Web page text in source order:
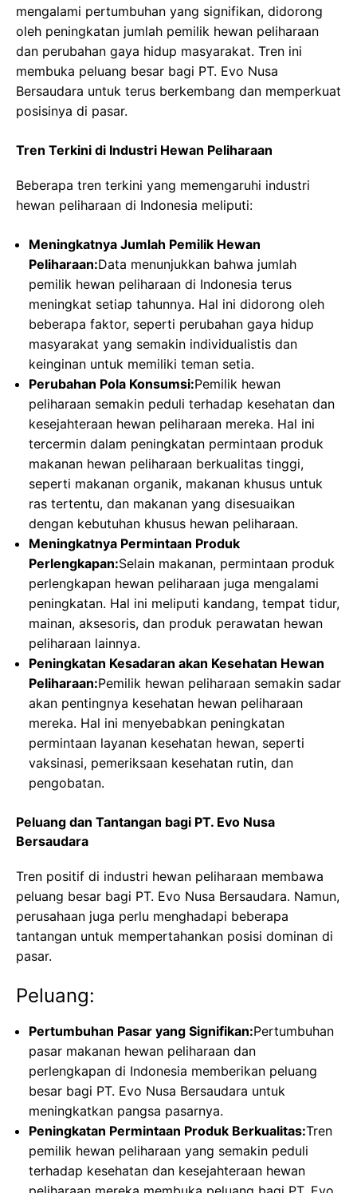
mengalami pertumbuhan yang signifikan, didorong
oleh peningkatan jumlah pemilik hewan peliharaan
dan perubahan gaya hidup masyarakat. Tren ini
membuka peluang besar bagi PT. Evo Nusa
Bersaudara untuk terus berkembang dan memperkuat
posisinya di pasar.
Tren Terkini di Industri Hewan Peliharaan
Beberapa tren terkini yang memengaruhi industri
hewan peliharaan di Indonesia meliputi:
Meningkatnya Jumlah Pemilik Hewan
Peliharaan:Data menunjukkan bahwa jumlah
pemilik hewan peliharaan di Indonesia terus
meningkat setiap tahunnya. Hal ini didorong oleh
beberapa faktor, seperti perubahan gaya hidup
masyarakat yang semakin individualistis dan
keinginan untuk memiliki teman setia.
Perubahan Pola Konsumsi:Pemilik hewan
peliharaan semakin peduli terhadap kesehatan dan
kesejahteraan hewan peliharaan mereka. Hal ini
tercermin dalam peningkatan permintaan produk
makanan hewan peliharaan berkualitas tinggi,
seperti makanan organik, makanan khusus untuk
ras tertentu, dan makanan yang disesuaikan
dengan kebutuhan khusus hewan peliharaan.
Meningkatnya Permintaan Produk
Perlengkapan:Selain makanan, permintaan produk
perlengkapan hewan peliharaan juga mengalami
peningkatan. Hal ini meliputi kandang, tempat tidur,
mainan, aksesoris, dan produk perawatan hewan
peliharaan lainnya.
Peningkatan Kesadaran akan Kesehatan Hewan
Peliharaan:Pemilik hewan peliharaan semakin sadar
akan pentingnya kesehatan hewan peliharaan
mereka. Hal ini menyebabkan peningkatan
permintaan layanan kesehatan hewan, seperti
vaksinasi, pemeriksaan kesehatan rutin, dan
pengobatan.
Peluang dan Tantangan bagi PT. Evo Nusa
Bersaudara
Tren positif di industri hewan peliharaan membawa
peluang besar bagi PT. Evo Nusa Bersaudara. Namun,
perusahaan juga perlu menghadapi beberapa
tantangan untuk mempertahankan posisi dominan di
pasar.
Peluang:
Pertumbuhan Pasar yang Signifikan:Pertumbuhan
pasar makanan hewan peliharaan dan
perlengkapan di Indonesia memberikan peluang
besar bagi PT. Evo Nusa Bersaudara untuk
meningkatkan pangsa pasarnya.
Peningkatan Permintaan Produk Berkualitas:Tren
pemilik hewan peliharaan yang semakin peduli
terhadap kesehatan dan kesejahteraan hewan